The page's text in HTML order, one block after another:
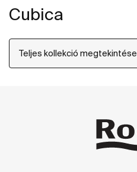
Cubica
Teljes kollekció megtekintése